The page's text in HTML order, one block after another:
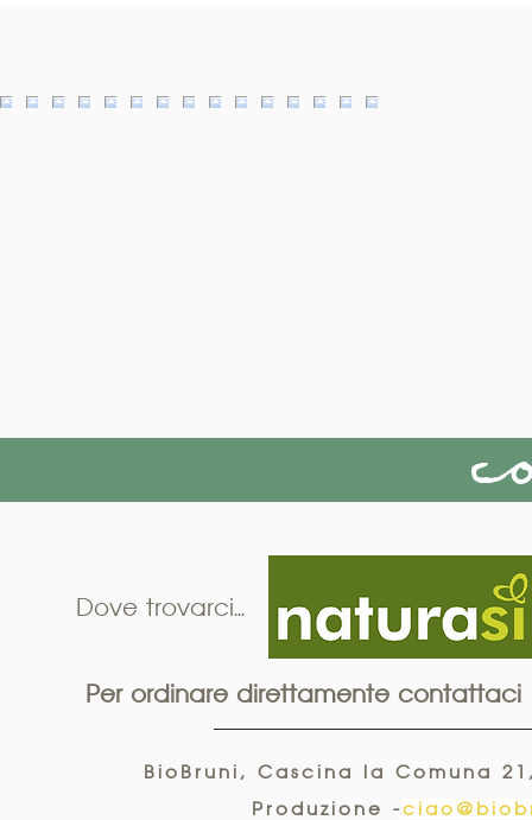
Per ordinare direttamente contattaci
Dove trovarci...
BioBruni, Cascina la Comuna
Produzione -